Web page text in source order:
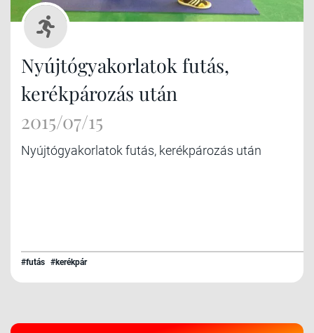
Nyújtógyakorlatok futás,
kerékpározás után
2015/07/15
Nyújtógyakorlatok futás, kerékpározás után
#futás #kerékpár